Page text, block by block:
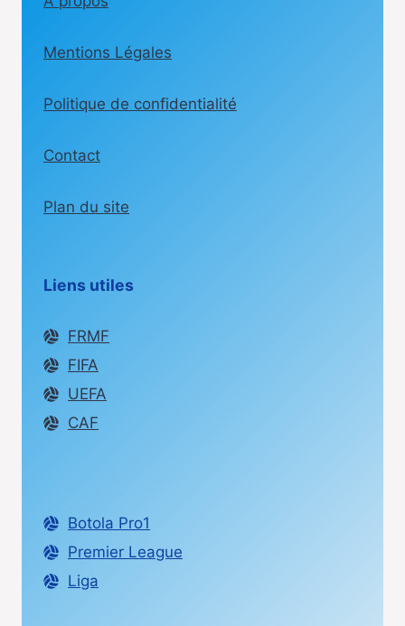
Mentions Légales
Politique de confidentialité
Contact
Plan du site
Liens utiles
FRMF
FIFA
UEFA
CAF
Botola Pro1
Premier League
Liga